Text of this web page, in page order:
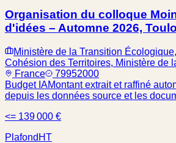
Organisation du colloque
d'idées – Automne 2026,
Ministère de la Transition
Cohésion des Territoires, Ministère de
France
79952000
Budget IAMontant extrait et raffiné
depuis les données source et les
<= 139 000 €
Plafond HT